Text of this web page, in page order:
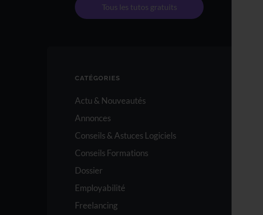
Tous les tutos gratuits
CATÉGORIES
Actu & Nouveautés
Annonces
Conseils & Astuces Logiciels
Conseils Formations
Dossier
Employabilité
Freelancing